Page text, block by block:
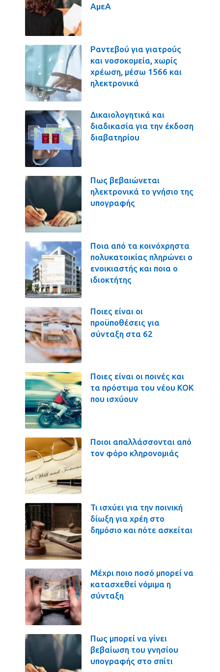
ΑμεΑ
Ραντεβού για γιατρούς
και νοσοκομεία, χωρίς
χρέωση, μέσω 1566 και
ηλεκτρονικά
Δικαιολογητικά και
διαδικασία για την έκδοση
διαβατηρίου
Πως βεβαιώνεται
ηλεκτρονικά το γνήσιο της
υπογραφής
Ποια από τα κοινόχρηστα
πολυκατοικίας πληρώνει ο
ενοικιαστής και ποια ο
ιδιοκτήτης
Ποιες είναι οι
προϋποθέσεις για
σύνταξη στα 62
Ποιες είναι οι ποινές και
τα πρόστιμα του νέου ΚΟΚ
που ισχύουν
Ποιοι απαλλάσσονται από
τον φόρο κληρονομιάς
Τι ισχύει για την ποινική
δίωξη για χρέη στο
δημόσιο και πότε ασκείται
Μέχρι ποιο ποσό μπορεί να
κατασχεθεί νόμιμα η
σύνταξη
Πως μπορεί να γίνει
βεβαίωση του γνησίου
υπογραφής στο σπίτι